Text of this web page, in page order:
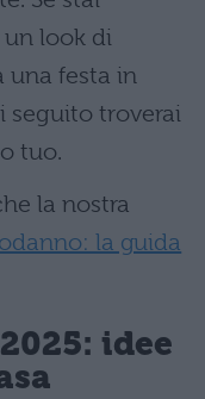
look di
una festa in
seguito troverai
tuo.
la nostra
la guida
idee